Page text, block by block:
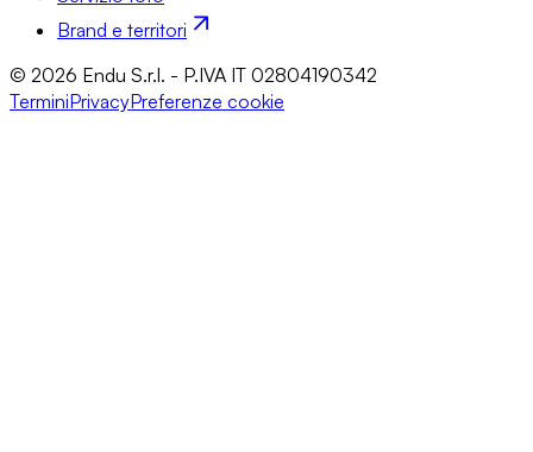
Brand e territori
© 2026 Endu S.r.l. - P.IVA IT 02804190342
TerminiPrivacyPreferenze cookie